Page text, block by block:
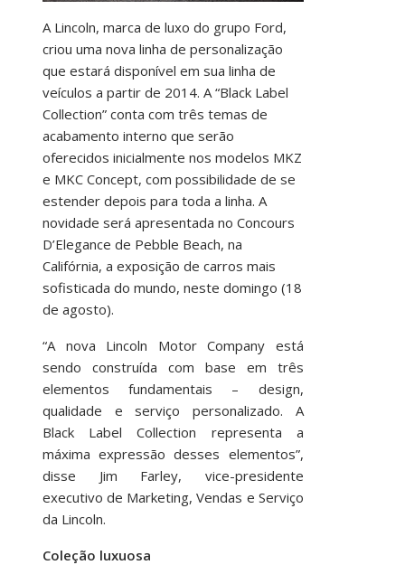
A Lincoln, marca de luxo do grupo Ford,
criou uma nova linha de personalização
que estará disponível em sua linha de
veículos a partir de 2014. A “Black Label
Collection” conta com três temas de
acabamento interno que serão
oferecidos inicialmente nos modelos MKZ
e MKC Concept, com possibilidade de se
estender depois para toda a linha. A
novidade será apresentada no Concours
D’Elegance de Pebble Beach, na
Califórnia, a exposição de carros mais
sofisticada do mundo, neste domingo (18
de agosto).
“A nova Lincoln Motor Company está
sendo construída com base em três
elementos fundamentais – design,
qualidade e serviço personalizado. A
Black Label Collection representa a
máxima expressão desses elementos”,
disse Jim Farley, vice-presidente
executivo de Marketing, Vendas e Serviço
da Lincoln.
Coleção luxuosa